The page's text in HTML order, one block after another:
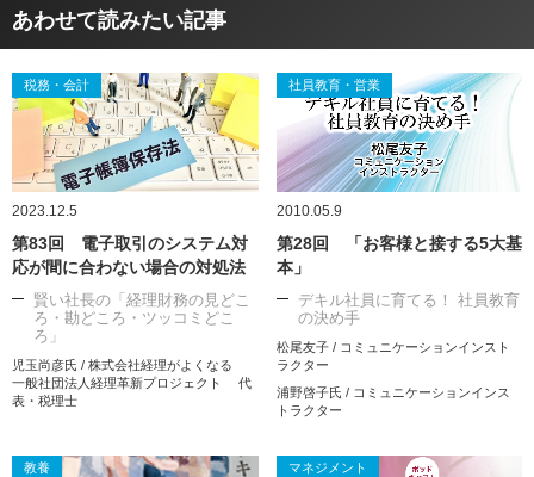
あわせて読みたい記事
税務・会計
2023.12.5
第83回 電子取引のシステム対
応が間に合わない場合の対処法
賢い社長の「経理財務の見どこ
ろ・勘どころ・ツッコミどこ
ろ」
児玉尚彦氏 / 株式会社経理がよくなる
一般社団法人経理革新プロジェクト 代
表・税理士
社員教育・営業
2010.05.9
第28回 「お客様と接する5大基
本」
デキル社員に育てる！ 社員教育
の決め手
松尾友子 / コミュニケーションインスト
ラクター
浦野啓子氏 / コミュニケーションインス
トラクター
教養 マネジメント